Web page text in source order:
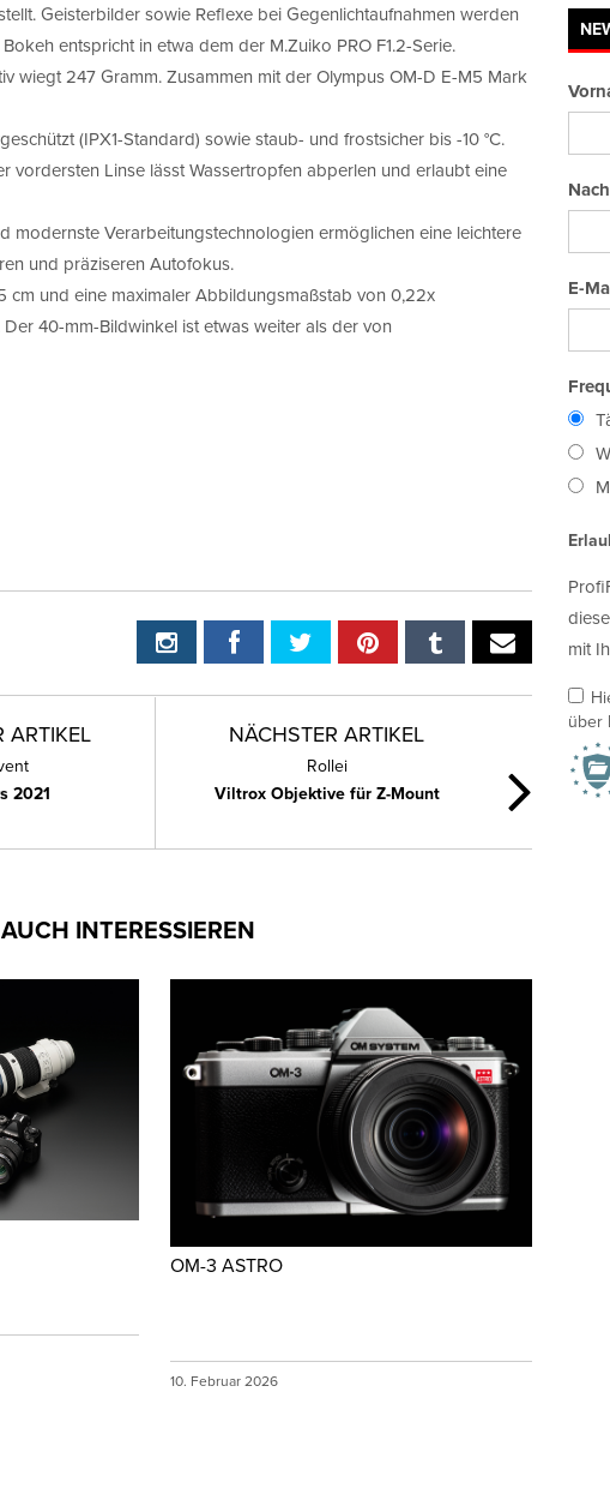
Geisterbilder sowie Reflexe bei Gegenlichtaufnahmen werden
entspricht in etwa dem der M.Zuiko PRO F1.2-Serie.
wiegt 247 Gramm. Zusammen mit der Olympus OM-D E-M5 Mark
(IPX1-Standard) sowie staub- und frostsicher bis -10 °C.
vordersten Linse lässt Wassertropfen abperlen und erlaubt eine
modernste Verarbeitungstechnologien ermöglichen eine leichtere
und präziseren Autofokus.
cm und eine maximaler Abbildungsmaßstab von 0,22x
40-mm-Bildwinkel ist etwas weiter als der von
ARTIKEL
2021
NÄCHSTER ARTIKEL
Rollei
Viltrox Objektive für Z-Mount
INTERESSIEREN
OM-3 ASTRO
10. Februar 2026
E-
mit
über